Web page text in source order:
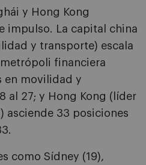
y Hong Kong
impulso. La capital china
y transporte) escala
financiera
en movilidad y
al 27; y Hong Kong (líder
asciende 33 posiciones
como Sídney (19),